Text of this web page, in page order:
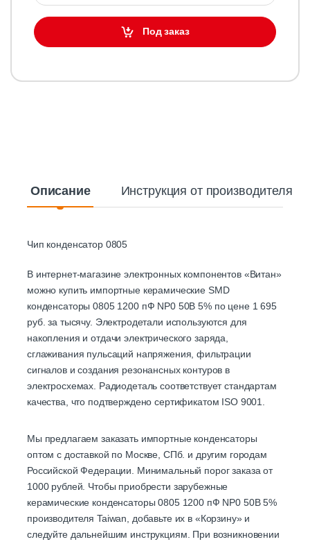
Под заказ
Описание Инструкция от производителя
Чип конденсатор 0805
В интернет-магазине электронных компонентов «Витан»
можно купить импортные керамические SMD
конденсаторы 0805 1200 пФ NP0 50В 5% по цене 1 695
руб. за тысячу. Электродетали используются для
накопления и отдачи электрического заряда,
сглаживания пульсаций напряжения, фильтрации
сигналов и создания резонансных контуров в
электросхемах. Радиодеталь соответствует стандартам
качества, что подтверждено сертификатом ISO 9001.
Мы предлагаем заказать импортные конденсаторы
оптом с доставкой по Москве, СПб. и другим городам
Российской Федерации. Минимальный порог заказа от
1000 рублей. Чтобы приобрести зарубежные
керамические конденсаторы 0805 1200 пФ NP0 50В 5%
производителя Taiwan, добавьте их в «Корзину» и
следуйте дальнейшим инструкциям. При возникновении